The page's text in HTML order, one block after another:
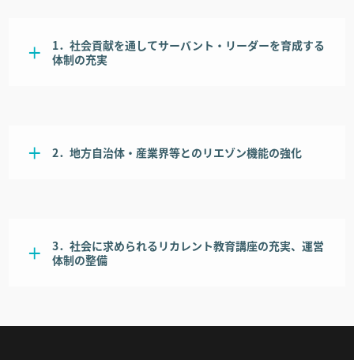
1．社会貢献を通してサーバント・リーダーを育成する
体制の充実
2．地方自治体・産業界等とのリエゾン機能の強化
3．社会に求められるリカレント教育講座の充実、運営
体制の整備